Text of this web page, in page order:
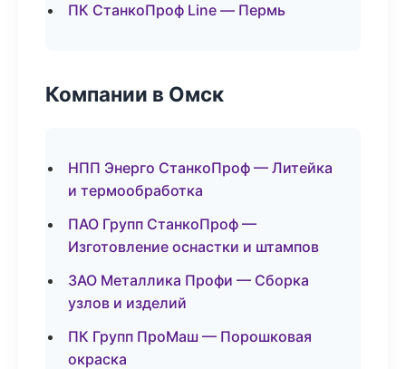
ПК СтанкоПроф Line — Пермь
Компании в Омск
НПП Энерго СтанкоПроф — Литейка
и термообработка
ПАО Групп СтанкоПроф —
Изготовление оснастки и штампов
ЗАО Металлика Профи — Сборка
узлов и изделий
ПК Групп ПроМаш — Порошковая
окраска